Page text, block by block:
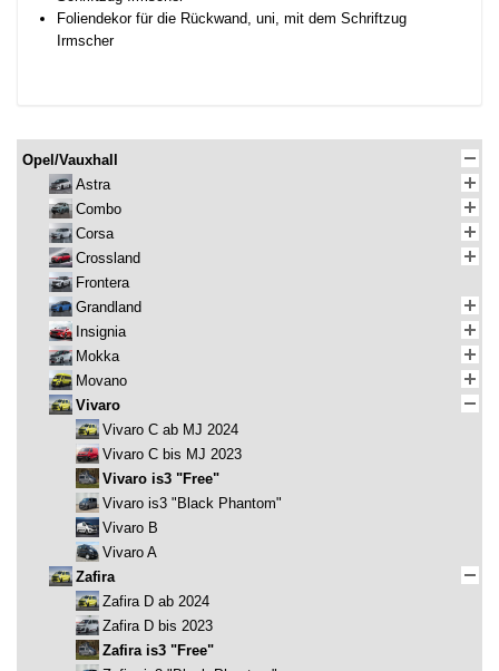
Foliendekor für die Rückwand, uni, mit dem Schriftzug
Irmscher
Opel/Vauxhall
Astra
Combo
Corsa
Crossland
Frontera
Grandland
Insignia
Mokka
Movano
Vivaro
Vivaro C ab MJ 2024
Vivaro C bis MJ 2023
Vivaro is3 "Free"
Vivaro is3 "Black Phantom"
Vivaro B
Vivaro A
Zafira
Zafira D ab 2024
Zafira D bis 2023
Zafira is3 "Free"